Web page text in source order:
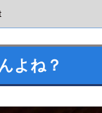
よね？